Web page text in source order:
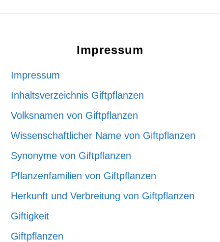
Impressum
Impressum
Inhaltsverzeichnis Giftpflanzen
Volksnamen von Giftpflanzen
Wissenschaftlicher Name von Giftpflanzen
Synonyme von Giftpflanzen
Pflanzenfamilien von Giftpflanzen
Herkunft und Verbreitung von Giftpflanzen
Giftigkeit
Giftpflanzen